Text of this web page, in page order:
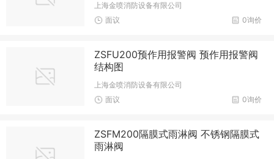
上海金喷消防设备有限公司
0询价
面议
ZSFU200预作用报警阀 预作用报警阀
结构图
上海金喷消防设备有限公司
0询价
面议
ZSFM200隔膜式雨淋阀 不锈钢隔膜式
雨淋阀